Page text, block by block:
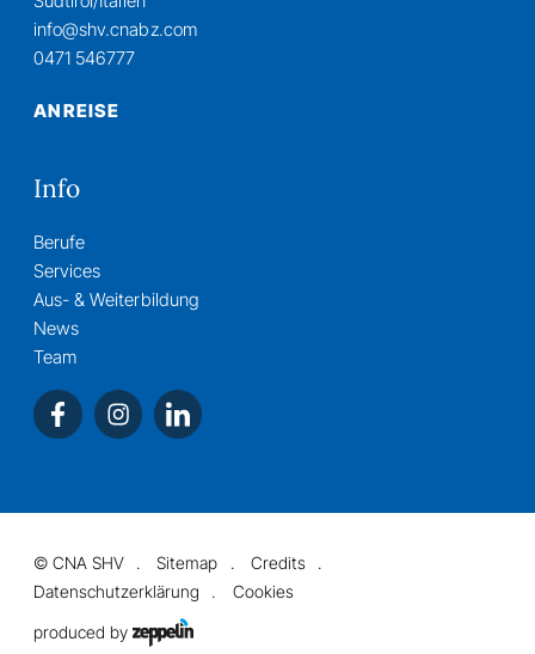
info@shv.cnabz.com
0471 546777
ANREISE
Info
Berufe
Services
Aus- & Weiterbildung
News
Team
©CNA SHV Sitemap
Credits
Datenschutzerklärung
Cookies
produced by